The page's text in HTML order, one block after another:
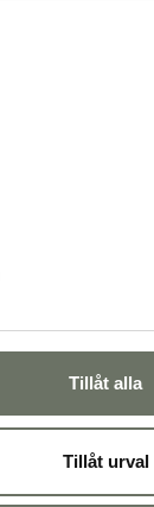
Tillåt alla
Tillåt urval
passar
vilket
stärker
samarbetet
bostäder för